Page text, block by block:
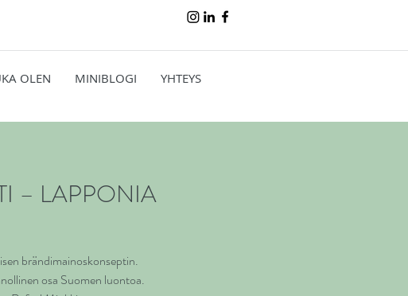
OLEN MINIBLOGI YHTEYS
– LAPPONIA
brändimainoskonseptin.
osa Suomen luontoa.